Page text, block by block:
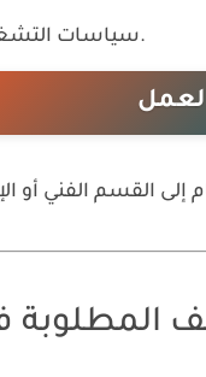
سياسات التشغيل والإنتاج.